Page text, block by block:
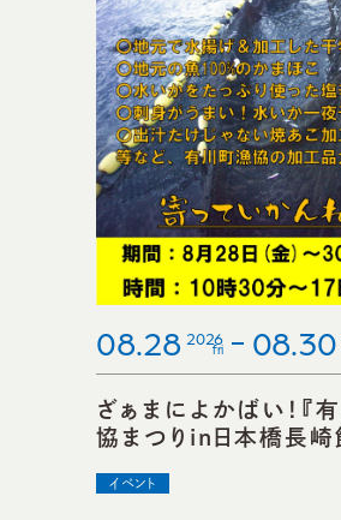
08.28 2026
fri 08.30
ざぁまによかばい！『
協まつりin日本橋長崎
イベント